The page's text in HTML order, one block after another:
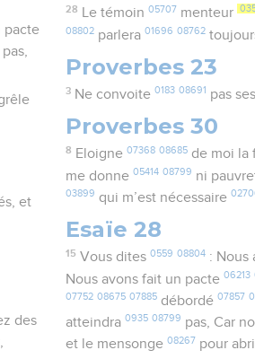
pacte
et
des
28 Le témoin 05707 menteur
08802 parlera01696 08762
Proverbes 23
3 Ne convoite 0183 08691 pas
Proverbes 30
8 Eloigne 07368 08685de moi la
me donne05414 08799 ni
03899 qui m’est nécessaire
Esaïe 28
15 Vous dites 0559 08804: Nous
Nous avons fait un pacte06213
07752 08675 07885 débordé07857
atteindra0935 08799 pas, Car
et le mensonge08267 pour